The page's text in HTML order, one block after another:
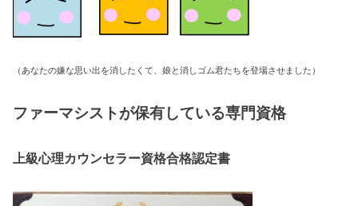
（あなたの嫌な思い出を消したくて、娘と消しゴム君たちを登場させました）
ファーマシストが保有している専門資格
上級心理カウンセラー資格合格認定書